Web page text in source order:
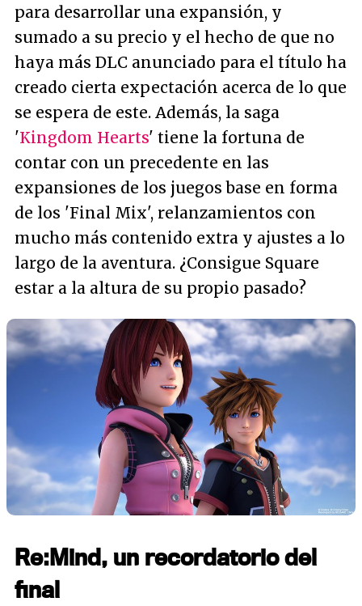
para desarrollar una expansión, y
sumado a su precio y el hecho de que no
haya más DLC anunciado para el título ha
creado cierta expectación acerca de lo que
se espera de este. Además, la saga
'Kingdom Hearts' tiene la fortuna de
contar con un precedente en las
expansiones de los juegos base en forma
de los 'Final Mix', relanzamientos con
mucho más contenido extra y ajustes a lo
largo de la aventura. ¿Consigue Square
estar a la altura de su propio pasado?
Re:Mind, un recordatorio del
final